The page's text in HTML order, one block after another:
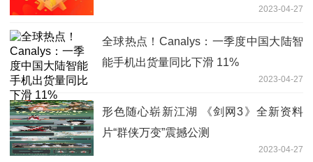
2023-04-27
全球热点！Canalys：一季度中国大陆智
能手机出货量同比下滑 11%
2023-04-27
形色随心崭新江湖 《剑网3》全新资料
片“群侠万变”震撼公测
2023-04-27